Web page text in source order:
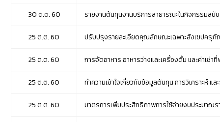
30 ต.ต. 60 รายงานต้นทุนงานบริการสาธารณะในกิจกรรมส
25 ต.ต. 60 ปรับปรุงรายละเอียดคุณลักษณะเฉพาะสังเขปค
25 ต.ต. 60 การจัดอาหาร อาหารว่างและเครื่องดื่ม และค่าเช่
25 ต.ต. 60 ทำความเข้าใจเกี่ยวกับข้อมูลต้นทุน การวิเคราะห์ แ
25 ต.ต. 60 มาตรการเพิ่มประสิทธิภาพการใช้จ่ายงบประมาณ